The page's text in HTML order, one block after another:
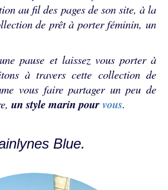
au fil des pages de son site, à la
de prêt à porter féminin, un
pause et laissez vous porter à
à travers cette collection de
vous faire partager un peu de
un style marin pourvous.
Blue.